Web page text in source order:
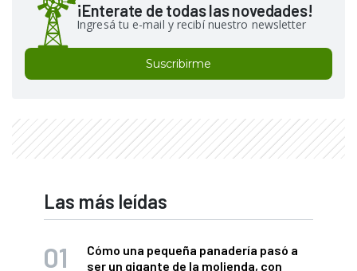
¡Enterate de todas las novedades!
Ingresá tu e-mail y recibí nuestro newsletter
Suscribirme
Las más leídas
Cómo una pequeña panadería pasó a
ser un gigante de la molienda, con